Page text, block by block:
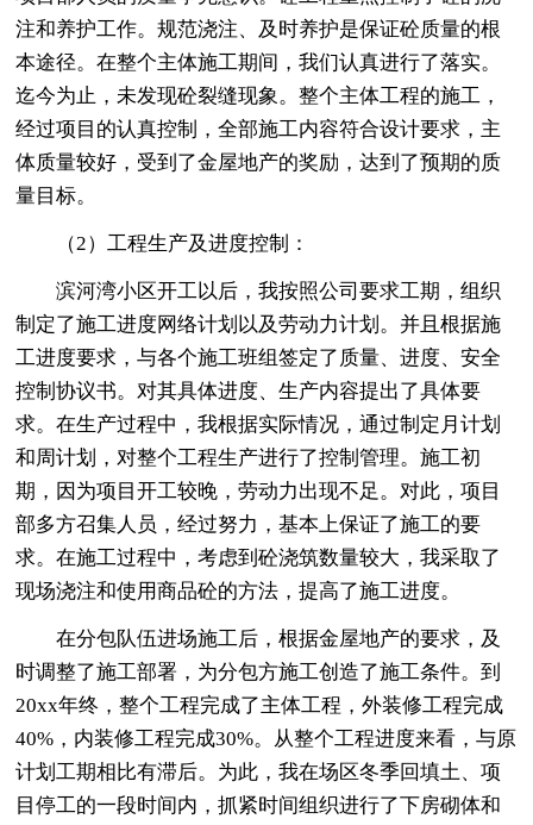
注和养护工作。规范浇注、及时养护是保证砼质量的根
本途径。在整个主体施工期间，我们认真进行了落实。
迄今为止，未发现砼裂缝现象。整个主体工程的施工，
经过项目的认真控制，全部施工内容符合设计要求，主
体质量较好，受到了金屋地产的奖励，达到了预期的质
量目标。
（2）工程生产及进度控制：
滨河湾小区开工以后，我按照公司要求工期，组织
制定了施工进度网络计划以及劳动力计划。并且根据施
工进度要求，与各个施工班组签定了质量、进度、安全
控制协议书。对其具体进度、生产内容提出了具体要
求。在生产过程中，我根据实际情况，通过制定月计划
和周计划，对整个工程生产进行了控制管理。施工初
期，因为项目开工较晚，劳动力出现不足。对此，项目
部多方召集人员，经过努力，基本上保证了施工的要
求。在施工过程中，考虑到砼浇筑数量较大，我采取了
现场浇注和使用商品砼的方法，提高了施工进度。
在分包队伍进场施工后，根据金屋地产的要求，及
时调整了施工部署，为分包方施工创造了施工条件。到
20xx年终，整个工程完成了主体工程，外装修工程完成
40%，内装修工程完成30%。从整个工程进度来看，与原
计划工期相比有滞后。为此，我在场区冬季回填土、项
目停工的一段时间内，抓紧时间组织进行了下房砌体和